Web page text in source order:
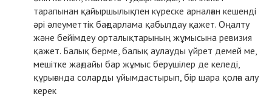
тарапынан қайыршылықпен күреске арналған кешенді
әрі әлеуметтік бағдарлама қабылдау қажет. Оңалту
және бейімдеу орталықтарының жұмысына ревизия
қажет. Балық берме, балық аулауды үйрет демей ме,
мешітке жағдайы бар жұмыс берушілер де келеді,
құрығанда соларды ұйымдастырып, бір шара қолға алу
керек